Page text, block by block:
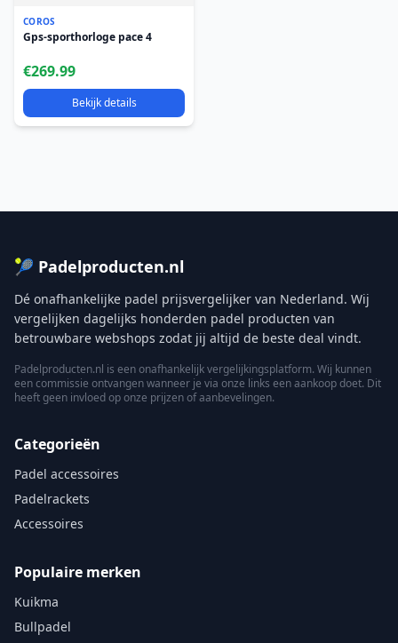
COROS
Gps-sporthorloge pace 4
€269.99
Bekijk details
🎾 Padelproducten.nl
Dé onafhankelijke padel prijsvergelijker van Nederland. Wij
vergelijken dagelijks honderden padel producten van
betrouwbare webshops zodat jij altijd de beste deal vindt.
Padelproducten.nl is een onafhankelijk vergelijkingsplatform. Wij kunnen
een commissie ontvangen wanneer je via onze links een aankoop doet. Dit
heeft geen invloed op onze prijzen of aanbevelingen.
Categorieën
Padel accessoires
Padelrackets
Accessoires
Populaire merken
Kuikma
Bullpadel